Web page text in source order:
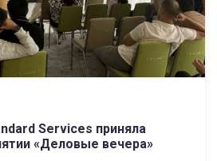
Services приняла
«Деловые вечера»